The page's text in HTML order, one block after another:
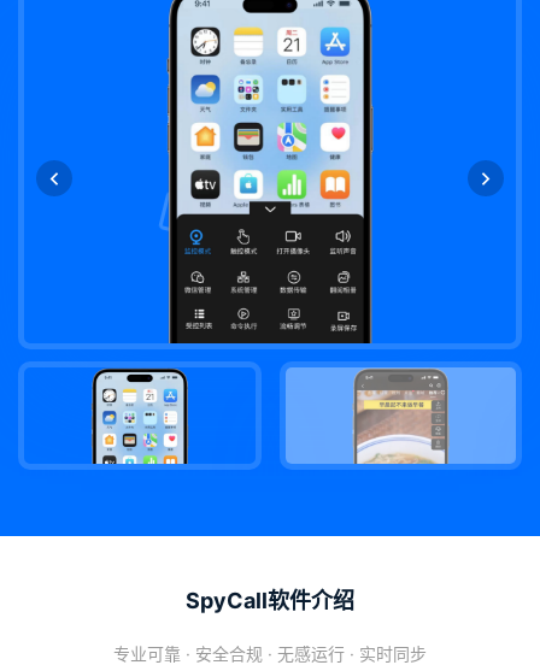
SpyCall软件介绍
专业可靠 · 安全合规 · 无感运行 · 实时同步